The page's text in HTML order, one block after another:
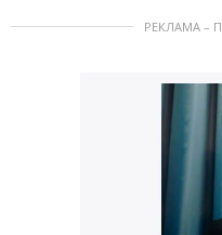
РЕКЛАМА –